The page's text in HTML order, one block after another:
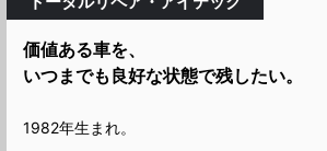
価値ある車を、
いつまでも良好な状態で残したい。
1982年生まれ。